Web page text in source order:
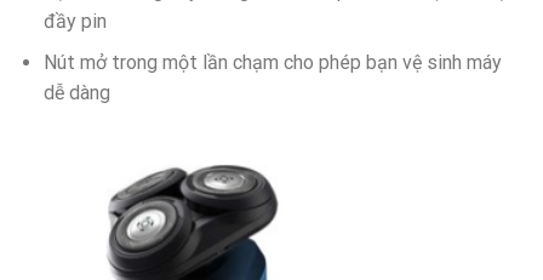
đầy pin
Nút mở trong một lần chạm cho phép bạn vệ sinh máy
dễ dàng